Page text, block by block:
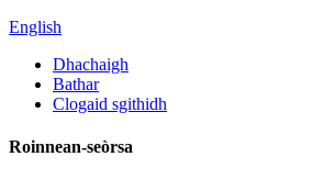
English
Dhachaigh
Bathar
Clogaid sgithidh
Roinnean-seòrsa